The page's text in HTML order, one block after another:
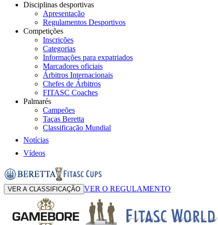
Disciplinas desportivas
Apresentação
Regulamentos Desportivos
Competições
Inscrições
Categorias
Informações para expatriados
Marcadores oficiais
Árbitros Internacionais
Chefes de Árbitros
FITASC Coaches
Palmarés
Campeões
Taças Beretta
Classificação Mundial
Notícias
Vídeos
VER A CLASSIFICAÇÃO VER O REGULAMENTO